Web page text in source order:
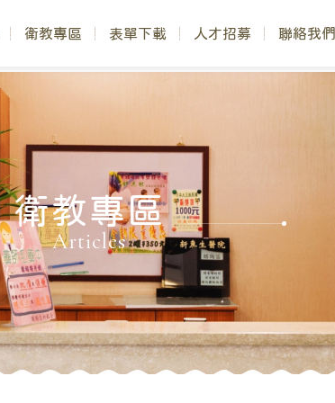
衛教專區 表單下載 人才招募 聯絡我們
衛教專區
Articles